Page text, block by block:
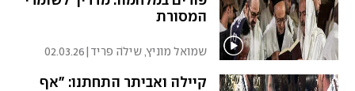
המסורת
שמואל מוניץ, שילֹה פריד 02.03.26
קיילה ואביתר התחתנו: "אף